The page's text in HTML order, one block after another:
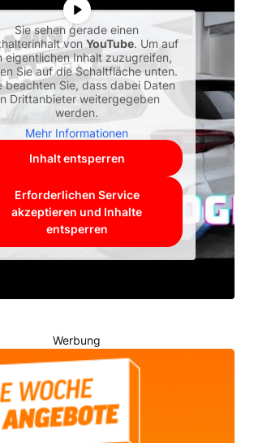
Sie sehen gerade einen
vonYouTube. Um auf
eigentlichen Inhalt zuzugreifen,
Sie auf die Schaltfläche unten.
beachten Sie, dass dabei Daten
Drittanbieter weitergegeben
werden.
Mehr Informationen
Inhalt entsperren
Erforderlichen Service
akzeptieren und Inhalte
entsperren
Werbung